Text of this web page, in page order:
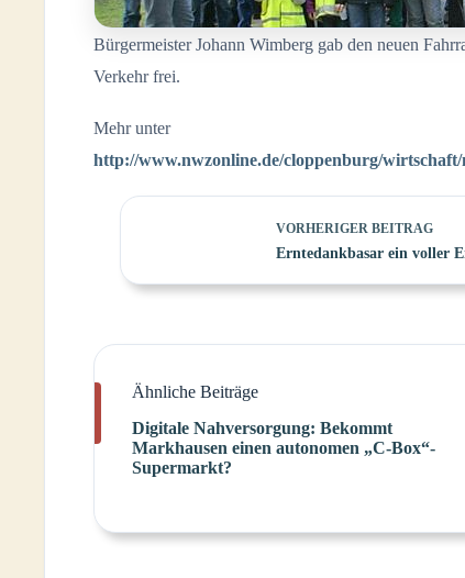
Bürgermeister Johann Wimberg gab den neuen
Verkehr frei.
Mehr unter
http://www.nwzonline.de/cloppenburg/wirtschaft/
VORHERIGER BEITRAG
Erntedankbasar ein voller
Ähnliche Beiträge
Digitale Nahversorgung: Bekommt
Markhausen einen autonomen „C-Box“-
Supermarkt?